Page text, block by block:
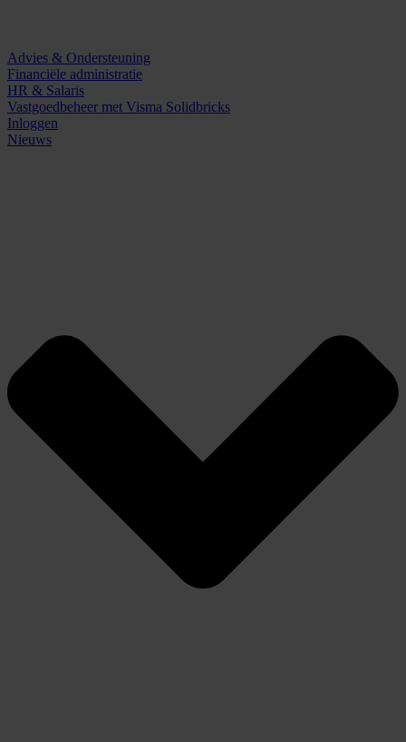
Advies & Ondersteuning
Financiële administratie
HR & Salaris
Vastgoedbeheer met Visma Solidbricks
Inloggen
Nieuws